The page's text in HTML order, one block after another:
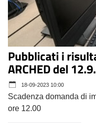
Pubblicati i
ARCHED del
18-09-2023 10:00
Scadenza domanda di
ore 12.00